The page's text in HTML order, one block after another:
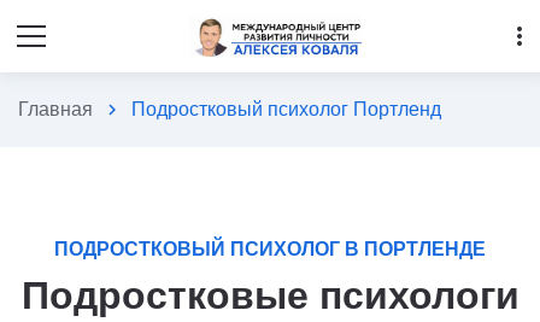
more_vert
Главная chevron_right Подростковый психолог Портленд
ПОДРОСТКОВЫЙ ПСИХОЛОГ В ПОРТЛЕНДЕ
Подростковые психологи